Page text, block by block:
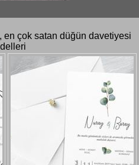
çok satan düğün davetiyesi